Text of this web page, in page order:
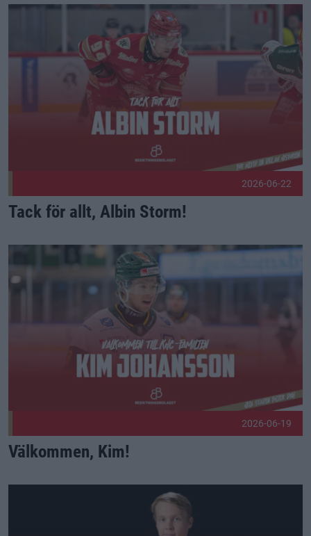
Tack för allt, Albin Storm! Publicerad 2026-06-22
2026-06-22
Tack för allt, Albin Storm!
Välkommen, Kim! Publicerad 2026-06-19
2026-06-19
Välkommen, Kim!
Välkommen tillbaka, Antti! Publicerad 2026-06-17